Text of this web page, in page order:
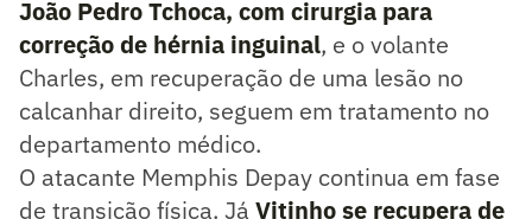
João Pedro Tchoca, com cirurgia para
correção de hérnia inguinal, e o volante
Charles, em recuperação de uma lesão no
calcanhar direito, seguem em tratamento no
departamento médico.
O atacante Memphis Depay continua em fase
de transição física. Já Vitinho se recupera de